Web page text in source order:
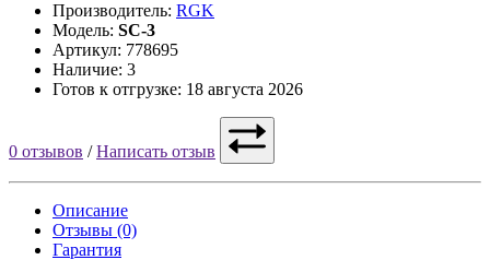
Производитель: RGK
Модель: SC-3
Артикул: 778695
Наличие: 3
Готов к отгрузке: 18 августа 2026
0 отзывов /Написать отзыв
Описание
Отзывы (0)
Гарантия